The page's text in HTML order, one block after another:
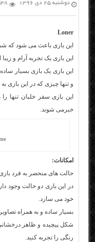
دوشنبه ۲۵ دی ۱۳۹۶ 1,538
Loner
این بازی باعث می شود که
این بازی یک تجربه آرام و
این بازی یک بازی بسیار
و تنها چیزی که در این
این بازی سفر خلبان تنها
خبرمی شوند.
امکانات:
حالت های منحصر به فرد
در این بازی دو حالت وجود
خود می سازد.
بسیار ساده و به همراه
شکل پیچیده و ظاهر
رنگی را تجربه کنید.